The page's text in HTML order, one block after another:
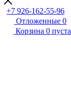
+7 926-162-55-96
Отложенные 0
Корзина 0 пуста